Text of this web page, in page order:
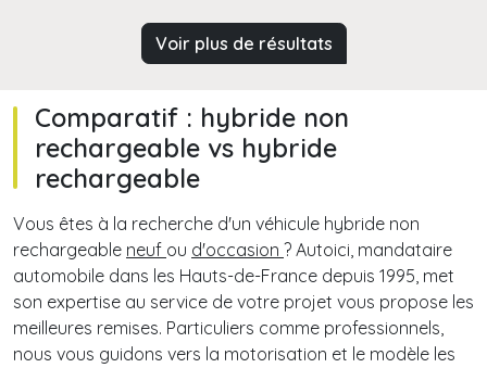
Voir plus de résultats
Comparatif : hybride non
rechargeable vs hybride
rechargeable
Vous êtes à la recherche d'un véhicule hybride non
rechargeable neuf ou d'occasion ? Autoici, mandataire
automobile dans les Hauts-de-France depuis 1995, met
son expertise au service de votre projet vous propose les
meilleures remises. Particuliers comme professionnels,
nous vous guidons vers la motorisation et le modèle les